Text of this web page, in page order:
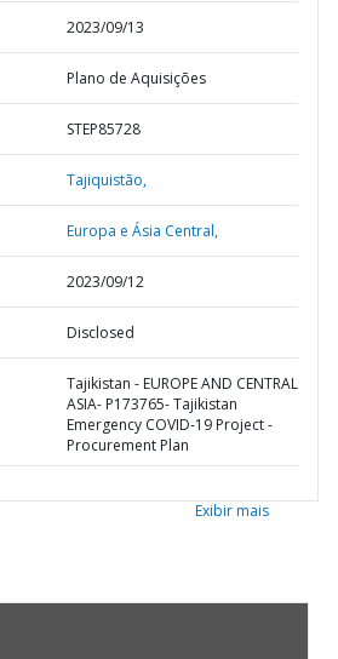
2023/09/13
Plano de Aquisições
STEP85728
Tajiquistão,
Europa e Ásia Central,
2023/09/12
Disclosed
Tajikistan - EUROPE AND CENTRAL
ASIA- P173765- Tajikistan
Emergency COVID-19 Project -
Procurement Plan
Exibir mais